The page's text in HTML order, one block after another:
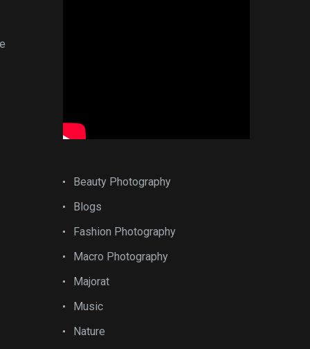
Beauty Photography
Blogs
Fashion Photography
Macro Photography
Majorat
Music
Nature